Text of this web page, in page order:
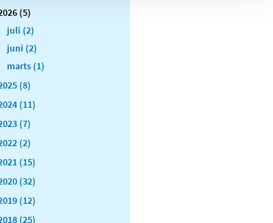
(5)
juli (2)
juni (2)
marts (1)
(8)
(11)
(7)
(2)
(15)
(32)
(12)
(25)